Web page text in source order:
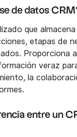
de datos
que
etapas de
Proporciona
veraz
la
entre un